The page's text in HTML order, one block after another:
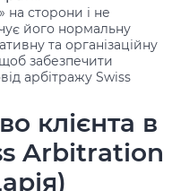
на сторони і не
його нормальну
та організаційну
забезпечити
арбітражу Swiss
клієнта в
Arbitration